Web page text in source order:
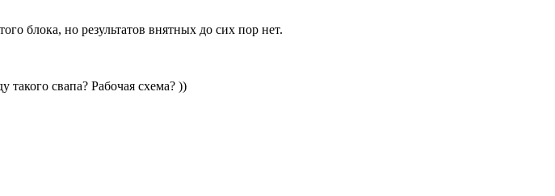
блока, но результатов внятных до сих пор нет.
свапа? Рабочая схема? ))